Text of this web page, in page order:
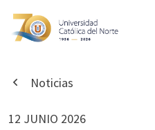
Noticias
12 JUNIO 2026